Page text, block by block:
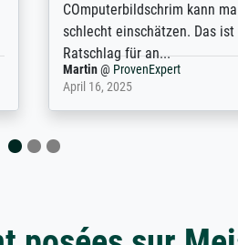
regards to prints which are
repertoire. Highly
Anonym@ProvenExpert
April 22, 2026